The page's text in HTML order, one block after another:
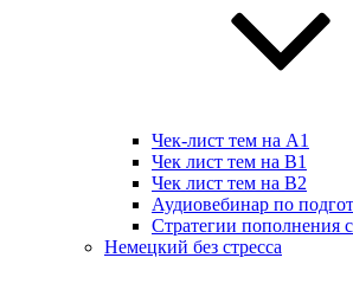
Чек-лист тем на А1
Чек лист тем на B1
Чек лист тем на B2
Аудиовебинар по
Стратегии пополнения
Немецкий без стресса